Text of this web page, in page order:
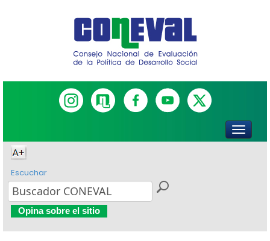
Escuchar
Opina sobre el sitio